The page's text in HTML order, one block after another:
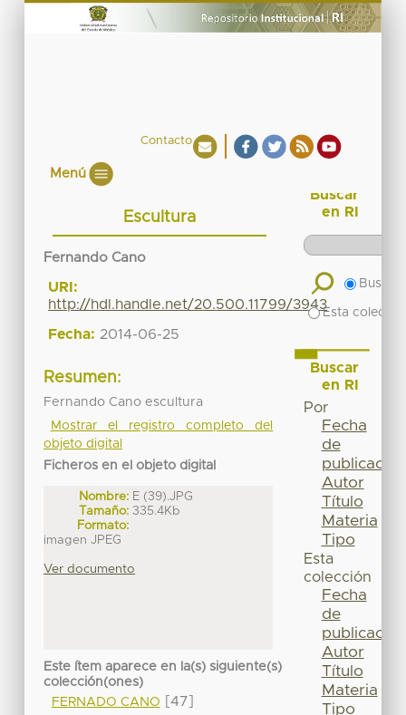
Contacto
Menú
Escultura
Fernando Cano
URI:
http://hdl.handle.net/20.500.11799/3943
Fecha: 2014-06-25
Resumen:
Fernando Cano escultura
Mostrar el registro completo del
objeto digital
Ficheros en el objeto digital
Nombre: E (39).JPG
Tamaño: 335.4Kb
Formato:
imagen JPEG
Ver documento
Este ítem aparece en la(s) siguiente(s)
colección(ones)
FERNADO CANO
[47]
Buscar
en RI
Buscar
Esta
Buscar
en RI
Por
Fecha
de
publicación
Autor
Título
Materia
Tipo
Esta
colección
Fecha
de
publicación
Autor
Título
Materia
Tipo